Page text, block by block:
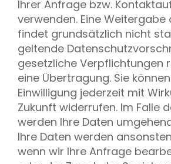
Ihrer Anfrage bzw.
verwenden. Eine Weitergabe
findet grundsätzlich nicht
geltende
gesetzliche Verpflichtungen
eine Übertragung. Sie
Einwilligung jederzeit mit
Zukunft widerrufen. Im Falle
werden Ihre Daten
Ihre Daten werden
wenn wir Ihre Anfrage